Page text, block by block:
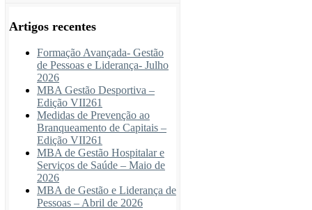
Artigos recentes
Formação Avançada- Gestão
de Pessoas e Liderança- Julho
2026
MBA Gestão Desportiva –
Edição VII261
Medidas de Prevenção ao
Branqueamento de Capitais –
Edição VII261
MBA de Gestão Hospitalar e
Serviços de Saúde – Maio de
2026
MBA de Gestão e Liderança de
Pessoas – Abril de 2026